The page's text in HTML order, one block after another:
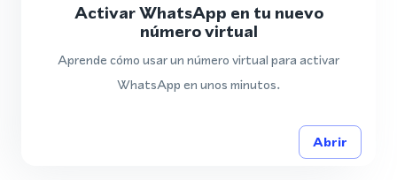
Activar WhatsApp en tu nuevo
número virtual
Aprende cómo usar un número virtual para activar
WhatsApp en unos minutos.
Abrir